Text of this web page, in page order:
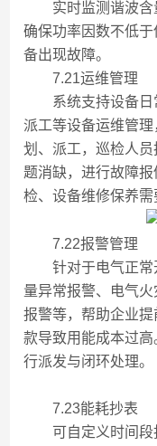
实时监测谐波含量
确保功率因数不低
备出现故障。
7.21运维管理
系统支持设备日常
派工等设备运维管
划、派工，巡检人
题消缺，进行故障
检、设备维修保养需
7.22报警管理
针对于电气正常
量异常报警、电气
报警等，帮助企业
款导致用能成本过
行派发与闭环处理。
7.23能耗抄表
可自定义时间段